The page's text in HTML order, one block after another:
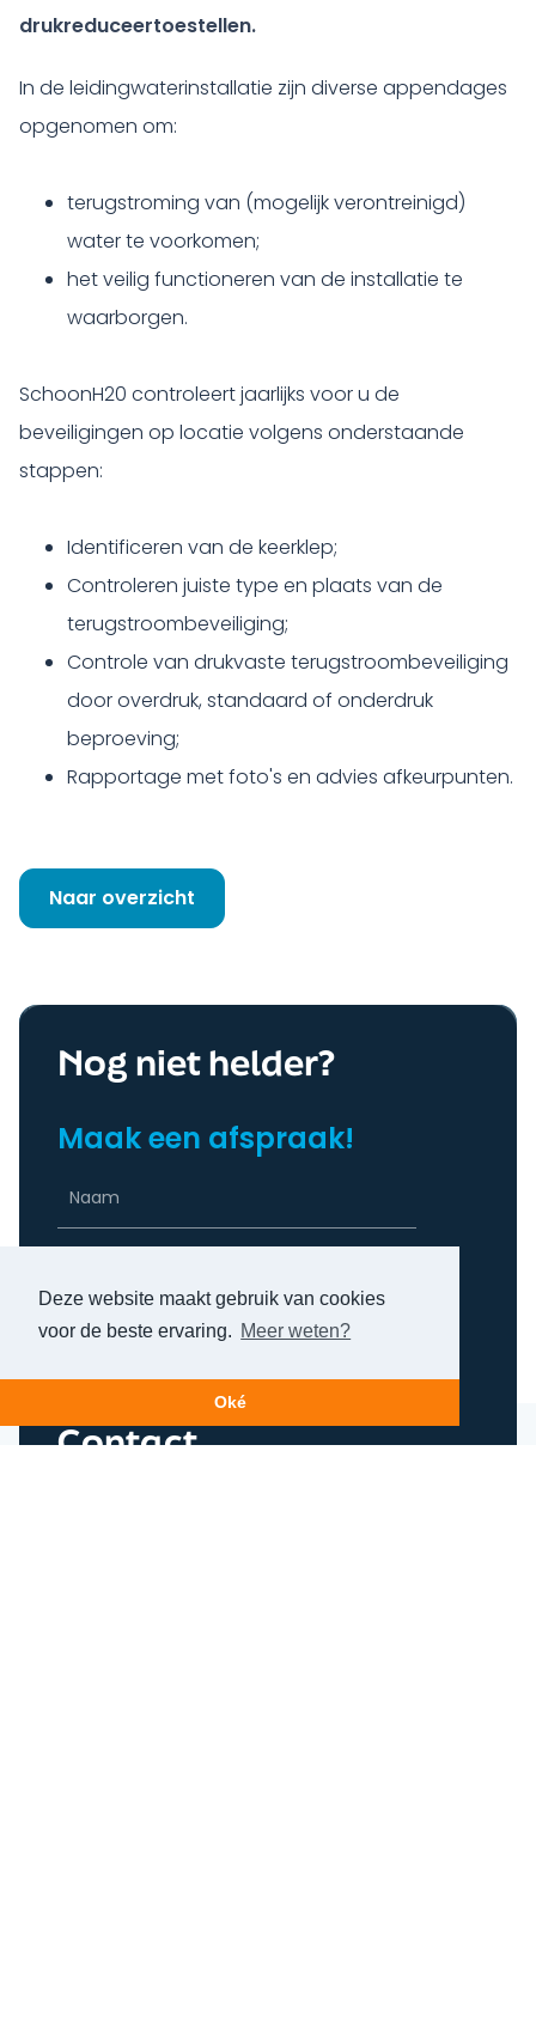
Deze website maakt gebruik van cookies
voor de beste ervaring. Meer weten?
Oké
drukreduceertoestellen.
In de leidingwaterinstallatie zijn diverse appendages
opgenomen om:
terugstroming van (mogelijk verontreinigd)
water te voorkomen;
het veilig functioneren van de installatie te
waarborgen.
SchoonH20 controleert jaarlijks voor u de
beveiligingen op locatie volgens onderstaande
stappen:
Identificeren van de keerklep;
Controleren juiste type en plaats van de
terugstroombeveiliging;
Controle van drukvaste terugstroombeveiliging
door overdruk, standaard of onderdruk
beproeving;
Rapportage met foto's en advies afkeurpunten.
Naar overzicht
Nog niet helder?
Maak een afspraak!
Contact